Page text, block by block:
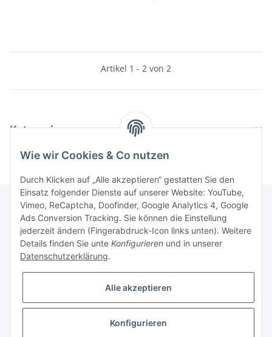
Artikel 1 - 2 von 2
Kategorien
Informationen
Gesetzliche Informationen
Wie wir Cookies & Co nutzen
Durch Klicken auf „Alle akzeptieren“ gestatten Sie den
Einsatz folgender Dienste auf unserer Website: YouTube,
Vimeo, ReCaptcha, Doofinder, Google Analytics 4, Google
Ads Conversion Tracking. Sie können die Einstellung
jederzeit ändern (Fingerabdruck-Icon links unten). Weitere
Details finden Sie unte Konfigurieren und in unserer
Datenschutzerklärung.
Alle akzeptieren
Konfigurieren